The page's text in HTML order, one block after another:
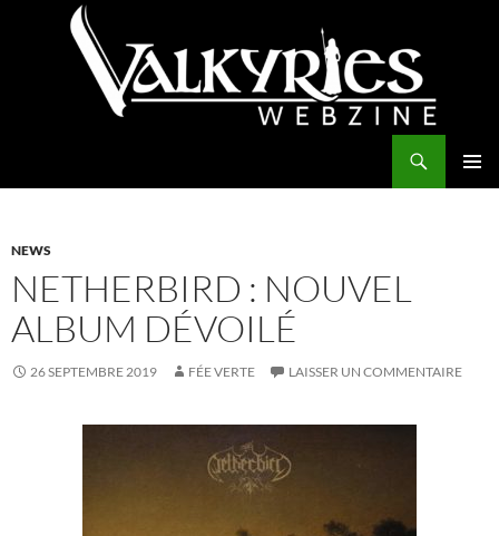
NEWS
NETHERBIRD : NOUVEL
ALBUM DÉVOILÉ
26 SEPTEMBRE 2019 FÉE VERTE LAISSER UN COMMENTAIRE